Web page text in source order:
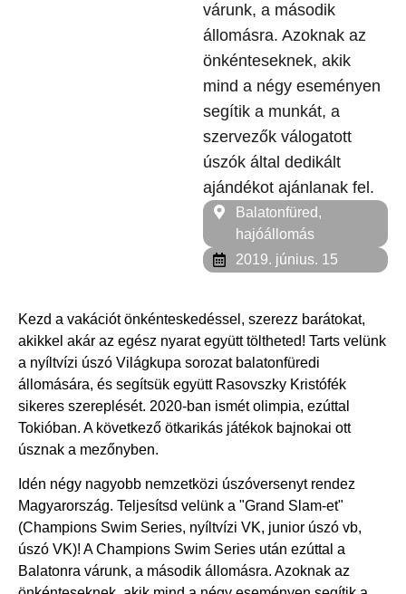
várunk, a második
állomásra. Azoknak az
önkénteseknek, akik
mind a négy eseményen
segítik a munkát, a
szervezők válogatott
úszók által dedikált
ajándékot ajánlanak fel.
Balatonfüred,
hajóállomás
2019. június. 15
Kezd a vakációt önkénteskedéssel, szerezz barátokat,
akikkel akár az egész nyarat együtt töltheted! Tarts velünk
a nyíltvízi úszó Világkupa sorozat balatonfüredi
állomására, és segítsük együtt Rasovszky Kristófék
sikeres szereplését. 2020-ban ismét olimpia, ezúttal
Tokióban. A következő ötkarikás játékok bajnokai ott
úsznak a mezőnyben.
Idén négy nagyobb nemzetközi úszóversenyt rendez
Magyarország. Teljesítsd velünk a "Grand Slam-et"
(Champions Swim Series, nyíltvízi VK, junior úszó vb,
úszó VK)! A Champions Swim Series után ezúttal a
Balatonra várunk, a második állomásra. Azoknak az